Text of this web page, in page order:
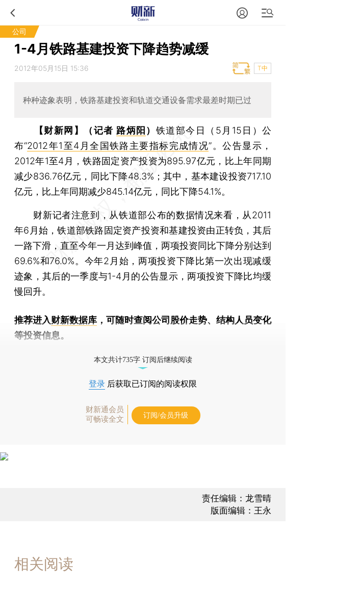
公司
1-4月铁路基建投资下降趋势减缓
2012年05月15日 15:36 T中
种种迹象表明，铁路基建投资和轨道交通设备需求最差时期已过
【财新网】（记者 路炳阳） 铁道部今日（5月15日）公
布“2012年1至4月全国铁路主要指标完成情况”。公告显示，
2012年1至4月，铁路固定资产投资为895.97亿元，比上年同期
减少836.76亿元，同比下降48.3%；其中，基本建设投资717.10
亿元，比上年同期减少845.14亿元，同比下降54.1%。
财新记者注意到，从铁道部公布的数据情况来看，从2011
年6月始，铁道部铁路固定资产投资和基建投资由正转负，其后
一路下滑，直至今年一月达到峰值，两项投资同比下降分别达到
69.6%和76.0%。今年2月始，两项投资下降比第一次出现减缓
迹象，其后的一季度与1-4月的公告显示，两项投资下降比均缓
慢回升。
推荐进入财新数据库 ，可随时查阅公司股价走势、结构人员变化
等投资信息。
本文共计735字 订阅后继续阅读
登录 后获取已订阅的阅读权限
财新通会员
可畅读全文
订阅/会员升级
责任编辑：龙雪晴
版面编辑：王永
相关阅读